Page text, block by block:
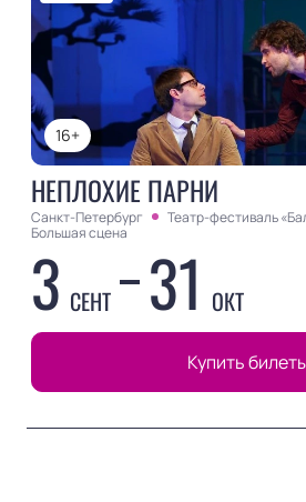
16+
НЕПЛОХИЕ ПАРНИ
Санкт-Петербург
Театр-фестиваль
Большая сцена
3 СЕНТ 31 ОКТ
Купить